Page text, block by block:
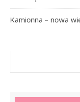
Kamionna – nowa